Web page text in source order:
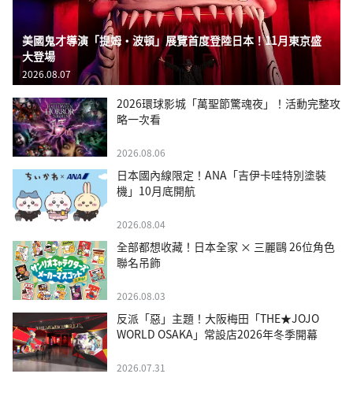
美國鬼才導演「提姆・波頓」展覽首度登陸日本！11月東京盛
大登場
2026.08.07
2026環球影城「萬聖節驚魂夜」！活動完整攻
略一次看
2026.08.06
日本國內線限定！ANA「吉伊卡哇特別塗裝
機」10月底開航
2026.08.04
全部都想收藏！日本全家 × 三麗鷗 26位角色
聯名吊飾
2026.08.03
反派「惡」主題！大阪梅田「THE★JOJO
WORLD OSAKA」常設店2026年冬季開幕
2026.07.31